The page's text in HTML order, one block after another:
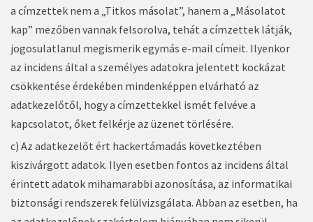
a címzettek nem a „Titkos másolat”, hanem a „Másolatot
kap” mezőben vannak felsorolva, tehát a címzettek látják,
jogosulatlanul megismerik egymás e-mail címeit. Ilyenkor
az incidens által a személyes adatokra jelentett kockázat
csökkentése érdekében mindenképpen elvárható az
adatkezelőtől, hogy a címzettekkel ismét felvéve a
kapcsolatot, őket felkérje az üzenet törlésére.
c) Az adatkezelőt ért hackertámadás következtében
kiszivárgott adatok. Ilyen esetben fontos az incidens által
érintett adatok mihamarabbi azonosítása, az informatikai
biztonsági rendszerek felülvizsgálata. Abban az esetben, ha